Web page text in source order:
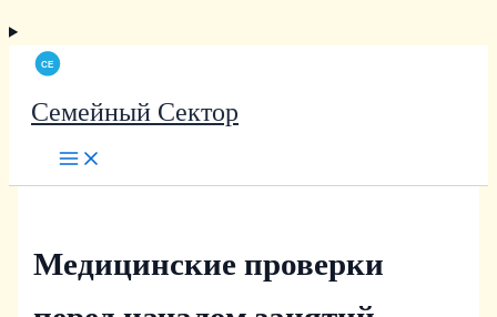
Семейный Сектор
Медицинские проверки